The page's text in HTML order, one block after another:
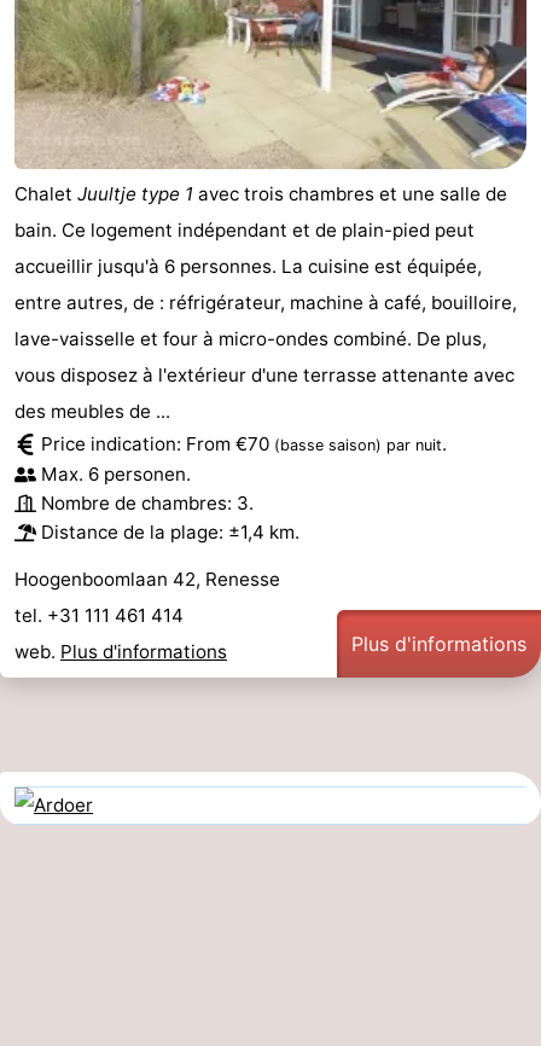
Chalet Juultje type 1 avec trois chambres et une salle de
bain. Ce logement indépendant et de plain-pied peut
accueillir jusqu'à 6 personnes. La cuisine est équipée,
entre autres, de : réfrigérateur, machine à café, bouilloire,
lave-vaisselle et four à micro-ondes combiné. De plus,
vous disposez à l'extérieur d'une terrasse attenante avec
des meubles de ...
Price indication: From €70 (basse saison) par nuit.
Max. 6 personen.
Nombre de chambres: 3.
Distance de la plage: ±1,4 km.
Hoogenboomlaan 42, Renesse
tel. +31 111 461 414
web. Plus d'informations Plus d'informations